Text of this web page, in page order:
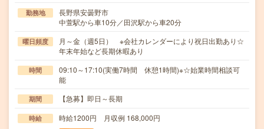
勤務地
長野県安曇野市
中萱駅から車10分／田沢駅から車20分
曜日頻度
月～金（週5日） ※会社カレンダーにより祝日出勤あり☆
年末年始など長期休暇あり
時間
09:10～17:10(実働7時間 休憩1時間)※☆始業時間相談可
能
期間 【急募】即日～長期
時給 時給1200円 月収例 168,000円